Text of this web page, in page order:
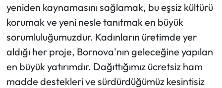
yeniden kaynamasını sağlamak, bu eşsiz kültürü
korumak ve yeni nesle tanıtmak en büyük
sorumluluğumuzdur. Kadınların üretimde yer
aldığı her proje, Bornova'nın geleceğine yapılan
en büyük yatırımdır. Dağıttığımız ücretsiz ham
madde destekleri ve sürdürdüğümüz kesintisiz